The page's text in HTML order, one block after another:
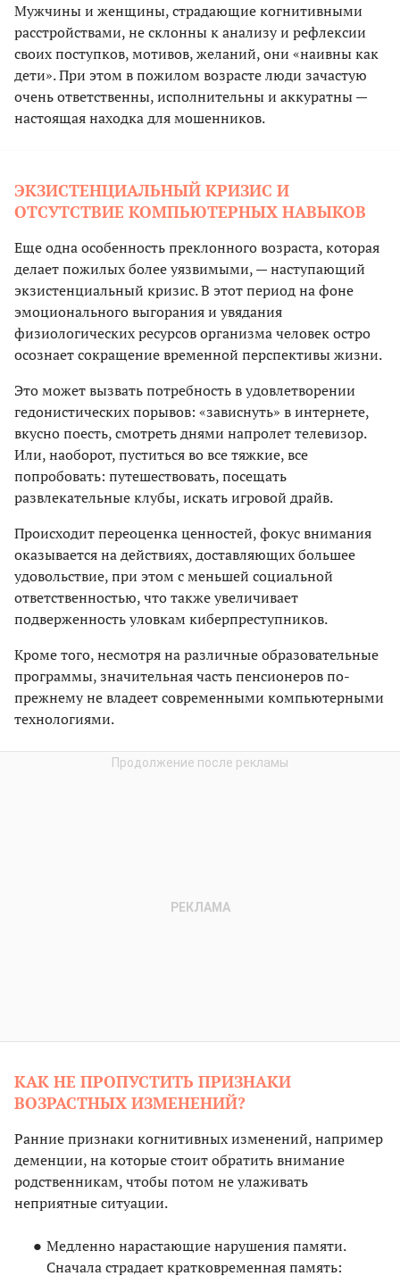
Мужчины и женщины, страдающие когнитивными
расстройствами, не склонны к анализу и рефлексии
своих поступков, мотивов, желаний, они «наивны как
дети». При этом в пожилом возрасте люди зачастую
очень ответственны, исполнительны и аккуратны —
настоящая находка для мошенников.
ЭКЗИСТЕНЦИАЛЬНЫЙ КРИЗИС И
ОТСУТСТВИЕ КОМПЬЮТЕРНЫХ НАВЫКОВ
Еще одна особенность преклонного возраста, которая
делает пожилых более уязвимыми, — наступающий
экзистенциальный кризис. В этот период на фоне
эмоционального выгорания и увядания
физиологических ресурсов организма человек остро
осознает сокращение временной перспективы жизни.
Это может вызвать потребность в удовлетворении
гедонистических порывов: «зависнуть» в интернете,
вкусно поесть, смотреть днями напролет телевизор.
Или, наоборот, пуститься во все тяжкие, все
попробовать: путешествовать, посещать
развлекательные клубы, искать игровой драйв.
Происходит переоценка ценностей, фокус внимания
оказывается на действиях, доставляющих большее
удовольствие, при этом с меньшей социальной
ответственностью, что также увеличивает
подверженность уловкам киберпреступников.
Кроме того, несмотря на различные образовательные
программы, значительная часть пенсионеров по-
прежнему не владеет современными компьютерными
технологиями.
КАК НЕ ПРОПУСТИТЬ ПРИЗНАКИ
ВОЗРАСТНЫХ ИЗМЕНЕНИЙ?
Ранние признаки когнитивных изменений, например
деменции, на которые стоит обратить внимание
родственникам, чтобы потом не улаживать
неприятные ситуации.
Медленно нарастающие нарушения памяти.
Сначала страдает кратковременная память: